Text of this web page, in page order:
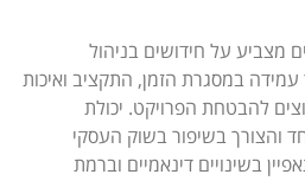
ומתאפשרת תחילת העבודה
מהתכנון וכלה בסיום הפרוייקט,
הפרוייקט המבוקשים. זהו כמובן
בו מופעלים החוזים שנחתמו,
מצביע על חידושים בניהול
עמידה במסגרת הזמן, התקציב ואיכות
להבטחת הפרויקט. יכולת
והצורך בשיפור בשוק העסקי
בשינויים דינאמיים וברמת